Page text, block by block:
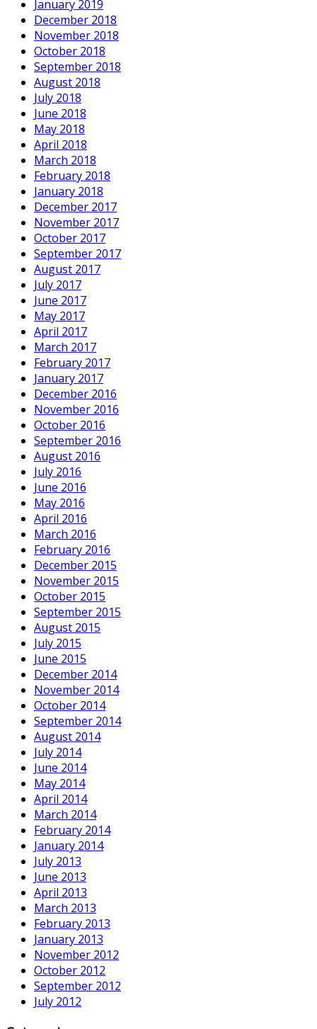
January 2019
December 2018
November 2018
October 2018
September 2018
August 2018
July 2018
June 2018
May 2018
April 2018
March 2018
February 2018
January 2018
December 2017
November 2017
October 2017
September 2017
August 2017
July 2017
June 2017
May 2017
April 2017
March 2017
February 2017
January 2017
December 2016
November 2016
October 2016
September 2016
August 2016
July 2016
June 2016
May 2016
April 2016
March 2016
February 2016
December 2015
November 2015
October 2015
September 2015
August 2015
July 2015
June 2015
December 2014
November 2014
October 2014
September 2014
August 2014
July 2014
June 2014
May 2014
April 2014
March 2014
February 2014
January 2014
July 2013
June 2013
April 2013
March 2013
February 2013
January 2013
November 2012
October 2012
September 2012
July 2012